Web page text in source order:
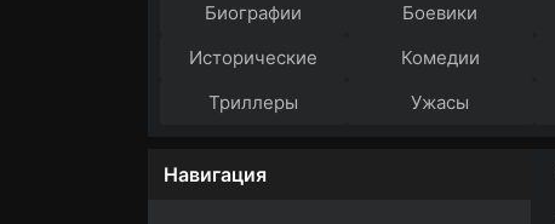
Биографии Боевики
Исторические
Комедии
Триллеры
Ужасы
Навигация